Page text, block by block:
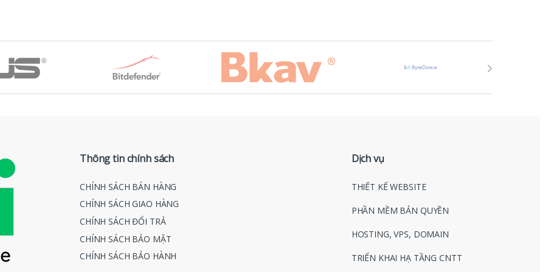
Thông tin chính sách
CHÍNH SÁCH BÁN HÀNG
CHÍNH SÁCH GIAO HÀNG
CHÍNH SÁCH ĐỔI TRẢ
CHÍNH SÁCH BẢO MẬT
CHÍNH SÁCH BẢO HÀNH
Dịch vụ
THIẾT KẾ WEBSITE
PHẦN MỀM BẢN QUYỀN
HOSTING, VPS, DOMAIN
TRIỂN KHAI HẠ TẦNG CNTT